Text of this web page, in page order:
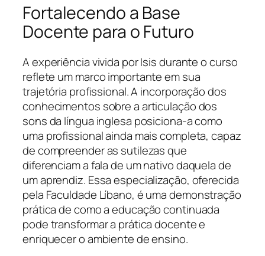
Fortalecendo a Base
Docente para o Futuro
A experiência vivida por Isis durante o curso
reflete um marco importante em sua
trajetória profissional. A incorporação dos
conhecimentos sobre a articulação dos
sons da língua inglesa posiciona-a como
uma profissional ainda mais completa, capaz
de compreender as sutilezas que
diferenciam a fala de um nativo daquela de
um aprendiz. Essa especialização, oferecida
pela Faculdade Líbano, é uma demonstração
prática de como a educação continuada
pode transformar a prática docente e
enriquecer o ambiente de ensino.